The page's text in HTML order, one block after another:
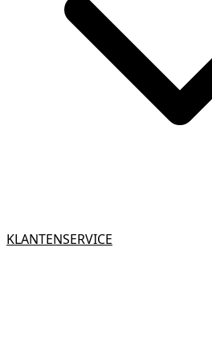
KLANTENSERVICE